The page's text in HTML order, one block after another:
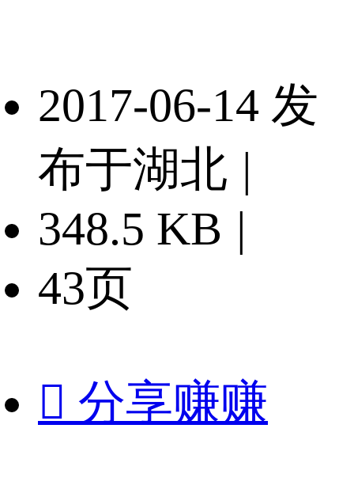
2017-06-14 发
布于湖北 |
348.5 KB |
43页
 分享赚赚